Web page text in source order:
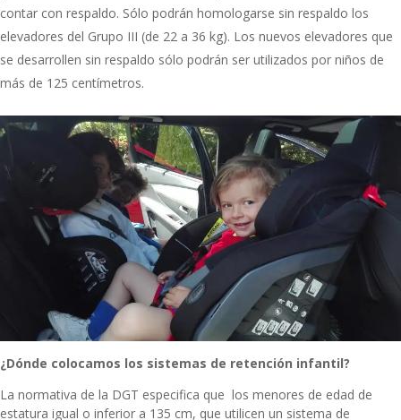
contar con respaldo. Sólo podrán homologarse sin respaldo los
elevadores del Grupo III (de 22 a 36 kg). Los nuevos elevadores que
se desarrollen sin respaldo sólo podrán ser utilizados por niños de
más de 125 centímetros.
¿Dónde colocamos los sistemas de retención infantil?
La normativa de la DGT especifica que los menores de edad de
estatura igual o inferior a 135 cm, que utilicen un sistema de